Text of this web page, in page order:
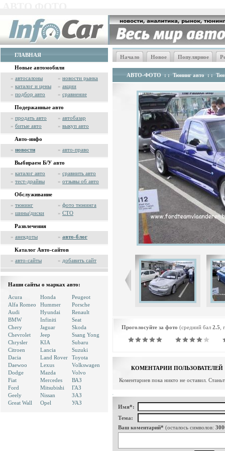
ГЛАВНАЯ
Новые автомобили
» автосалоны » новости рынка
» каталог и цены » акции
» подбор авто » сравнение
Подержанные авто
» продать авто » автобазар
» битые авто » выкуп авто
Авто-инфо
» новости » авто-право
Выбираем Б/У авто
» каталог авто » сравнить авто
» тест-драйвы » отзывы об авто
Обслуживание
» тюнинг » фото тюнинга
» шины/диски » СТО
Развлечения
» анекдоты » авто-блог
Каталог Авто-сайтов
» авто-сайты » добавить сайт
Наши сайты о марках авто:
Acura
Alfa Romeo
Audi
BMW
Chery
Chevrolet
Chrysler
Citroen
Dacia
Daewoo
Dodge
Fiat
Ford
Geely
Great Wall
Honda
Hummer
Hyundai
Infiniti
Jaguar
Jeep
KIA
Lancia
Land Rover
Lexus
Mazda
Mercedes
Mitsubishi
Nissan
Opel
Peugeot
Porsche
Renault
Seat
Skoda
Ssang Yong
Subaru
Suzuki
Toyota
Volkswagen
Volvo
ВАЗ
ГАЗ
ЗАЗ
УАЗ
Начало Новое Популярное
АВТО-ФОТО : : Тюнинг авто : :
Проголосуйте за фото (средний бал 2.5
КОМЕНТАРИИ ПОЛЬЗОВАТЕЛЕЙ
Коментариев пока никто не оставил.
Имя*:
Тема:
Ваш коментарий* (осталось символов: